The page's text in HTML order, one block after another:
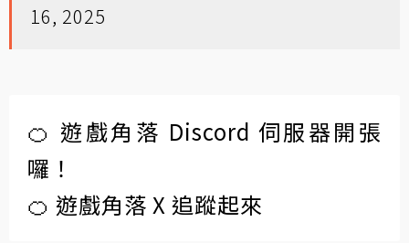
16, 2025
🍊 遊戲角落 Discord 伺服器開張
囉！
🍊 遊戲角落 X 追蹤起來